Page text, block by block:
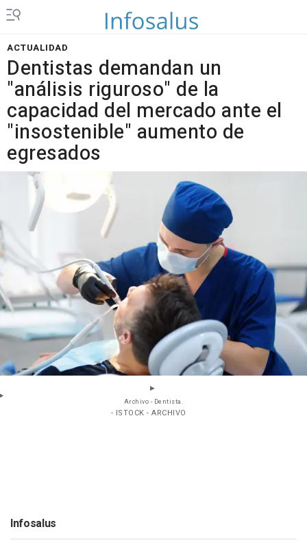
ACTUALIDAD
Dentistas demandan un
"análisis riguroso" de la
capacidad del mercado ante el
"insostenible" aumento de
egresados
Archivo - Dentista.
- ISTOCK - ARCHIVO
Infosalus